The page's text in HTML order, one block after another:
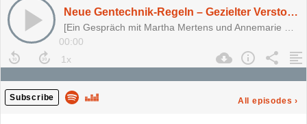
Neue Gentechnik-Regeln – Gezielter Verstoß gegen Vorsorgeprinzip und Wahlfreiheit?[Gespräch mit M. Mertens & A. Volling]
00:00
Subscribe All episodes ›